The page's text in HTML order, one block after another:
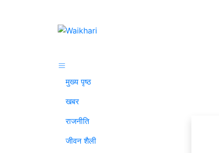
मुख्य पृष्ठ
खबर
राजनीति
जीवन शैली